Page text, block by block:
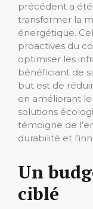
précédent a
transformer la
énergétique.
proactives du
optimiser les
bénéficiant de
but est de
en améliorant
solutions
témoigne de
durabilité et
Un
ciblé